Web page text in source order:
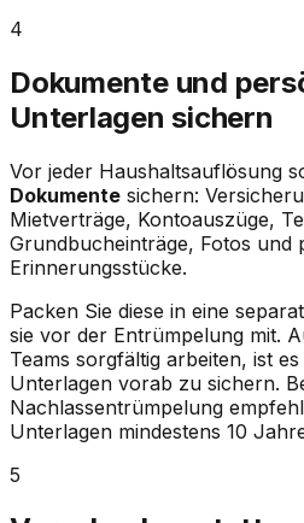
4
Dokumente und
Unterlagen sichern
Vor jeder Haushaltsauflösung
Dokumente sichern:
Mietverträge, Kontoauszüge,
Grundbucheinträge, Fotos und
Erinnerungsstücke.
Packen Sie diese in eine
sie vor der Entrümpelung mit.
Teams sorgfältig arbeiten, ist
Unterlagen vorab zu sichern.
Nachlassentrümpelung
Unterlagen mindestens 10
5